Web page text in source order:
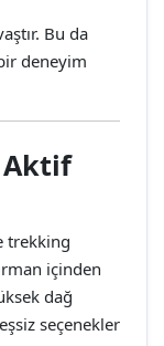
Bu da
deneyim
Aktif
trekking
içinden
dağ
seçenekler